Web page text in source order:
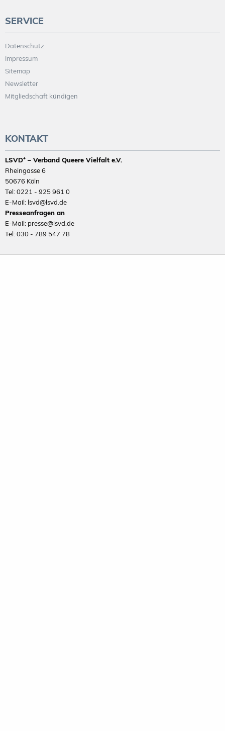
SERVICE
Datenschutz
Impressum
Sitemap
Newsletter
Mitgliedschaft kündigen
KONTAKT
LSVD⁺ – Verband Queere Vielfalt e.V.
Rheingasse 6
50676 Köln
Tel: 0221 - 925 961 0
E-Mail: lsvd@lsvd.de
Presseanfragen an
E-Mail: presse@lsvd.de
Tel: 030 - 789 547 78